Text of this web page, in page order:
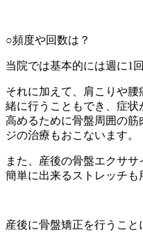
○頻度や回数は？
当院では基本的には週に1
それに加えて、肩こりや
緒に行うこともでき、症
高めるために骨盤周囲の
ジの治療もおこないます。
また、産後の骨盤エクサ
簡単に出来るストレッチも
産後に骨盤矯正を行うこ